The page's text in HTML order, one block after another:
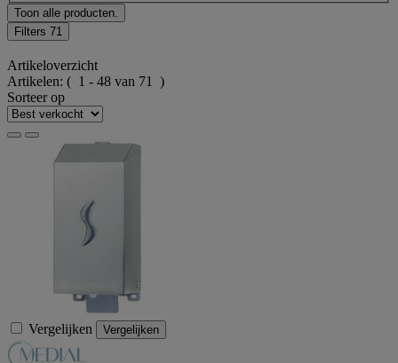
Toon alle producten.
Filters 71
Artikeloverzicht
Artikelen: ( 1 - 48 van 71 )
Sorteer op
Vergelijken Vergelijken